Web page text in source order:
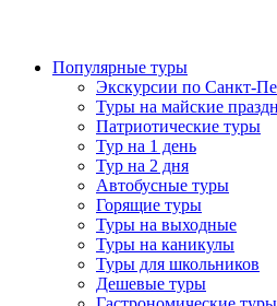
Популярные туры
Экскурсии по Санкт-
Туры на майские
Патриотические туры
Тур на 1 день
Тур на 2 дня
Автобусные туры
Горящие туры
Туры на выходные
Туры на каникулы
Туры для школьников
Дешевые туры